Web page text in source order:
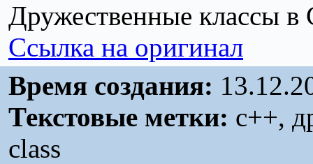
Дружественные классы в
Ссылка на оригинал
Время создания:
Текстовые метки: c++,
class